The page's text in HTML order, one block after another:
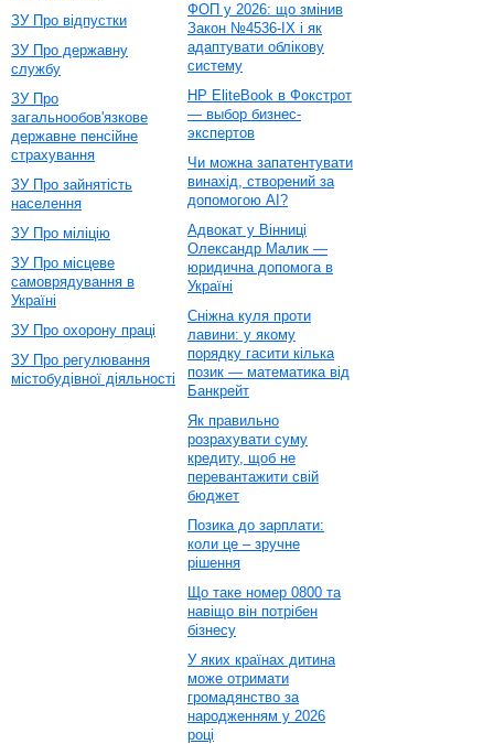
ЗУ Про відпустки
ЗУ Про державну
службу
ЗУ Про
загальнообов'язкове
державне пенсійне
страхування
ЗУ Про зайнятість
населення
ЗУ Про міліцію
ЗУ Про місцеве
самоврядування в
Україні
ЗУ Про охорону праці
ЗУ Про регулювання
містобудівної діяльності
ФОП у 2026: що змінив
Закон №4536-IX і як
адаптувати облікову
систему
HP EliteBook в Фокстрот
— выбор бизнес-
экспертов
Чи можна запатентувати
винахід, створений за
допомогою AI?
Адвокат у Вінниці
Олександр Малик —
юридична допомога в
Україні
Сніжна куля проти
лавини: у якому
порядку гасити кілька
позик — математика від
Банкрейт
Як правильно
розрахувати суму
кредиту, щоб не
перевантажити свій
бюджет
Позика до зарплати:
коли це – зручне
рішення
Що таке номер 0800 та
навіщо він потрібен
бізнесу
У яких країнах дитина
може отримати
громадянство за
народженням у 2026
році